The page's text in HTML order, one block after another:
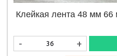
Клейкая лента 48 мм 66
- +